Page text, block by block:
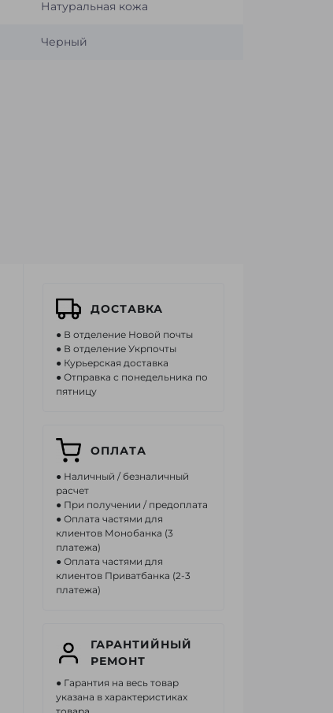
Натуральная кожа
Черный
ДОСТАВКА
● В отделение Новой почты
● В отделение Укрпочты
● Курьерская доставка
● Отправка с понедельника по
пятницу
ОПЛАТА
● Наличный / безналичный
расчет
● При получении / предоплата
● Оплата частями для
клиентов Монобанка (3
платежа)
● Оплата частями для
клиентов Приватбанка (2-3
платежа)
ГАРАНТИЙНЫЙ
РЕМОНТ
● Гарантия на весь товар
указана в характеристиках